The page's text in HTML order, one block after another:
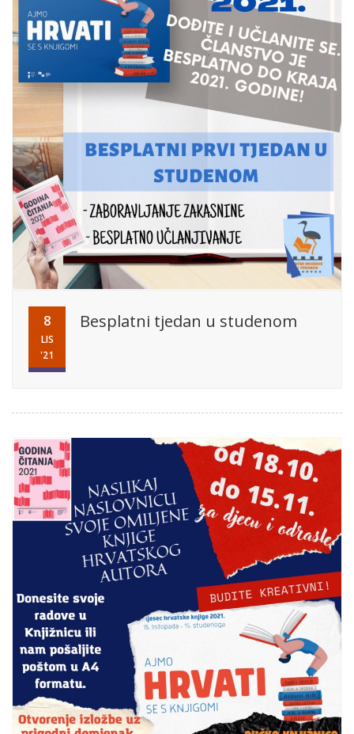
8
LIS
'21
Besplatni tjedan u studenom